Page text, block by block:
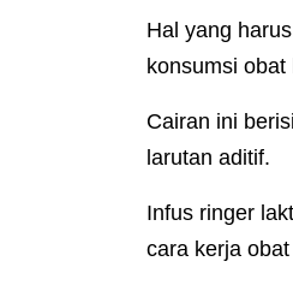
Hal yang
konsumsi
Cairan ini
larutan aditif.
Infus ringer
cara kerja